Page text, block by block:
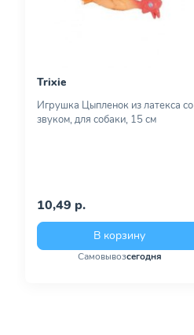
Trixie
Игрушка Цыпленок из латекса со
звуком, для собаки, 15 см
10,49 р.
В корзину
Самовывозсегодня